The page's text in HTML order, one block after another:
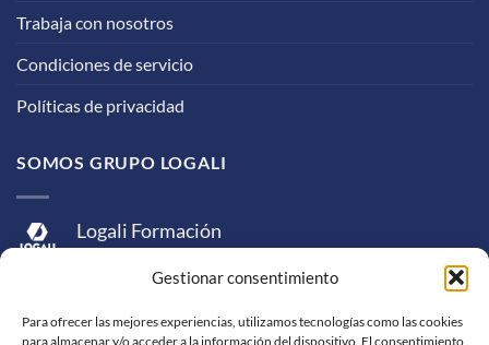
Gestionar consentimiento
Para ofrecer las mejores experiencias, utilizamos tecnologías como las cookies
para almacenar y/o acceder a la información del dispositivo. El consentimiento
Trabaja con nosotros
Condiciones de servicio
Políticas de privacidad
SOMOS GRUPO LOGALI
Logali Formación
Logali Consultoría
Logali Ingeniería